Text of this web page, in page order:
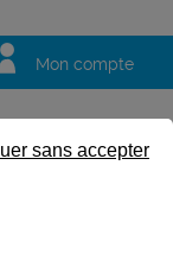
Mon compte
questions
sans accepter